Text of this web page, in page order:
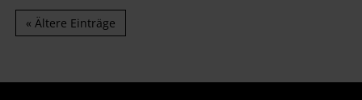
« Ältere Einträge